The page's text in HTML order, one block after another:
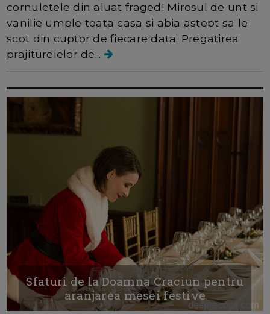
cornuletele din aluat fraged! Mirosul de unt si
vanilie umple toata casa si abia astept sa le
scot din cuptor de fiecare data. Pregatirea
prajiturelelor de...
Sfaturi de la Doamna Craciun pentru
aranjarea mesei festive